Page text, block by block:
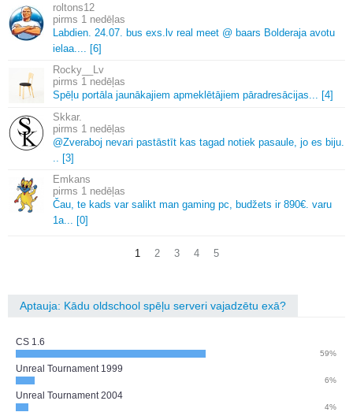
roltons12
1 nedēļas
Labdien. 24. 07. bus exs. lv real meet @ baars Bolderaja avotu
ielaa.
[6]
Rocky__Lv
1 nedēļas
Spēļu portāla jaunākajiem apmeklētājiem pāradresācijas.
[4]
Skkar.
1 nedēļas
@Zveraboj nevari pastāstīt kas tagad notiek pasaule, jo es biju.
[3]
Emkans
1 nedēļas
Čau, te kads var salikt man gaming pc, budžets ir 890€. varu
1a.
[0]
1 2 3 4 5
Aptauja: Kādu oldschool spēļu serveri vajadzētu exā?
CS 1.6
59%
Unreal Tournament 1999
6%
Unreal Tournament 2004
4%